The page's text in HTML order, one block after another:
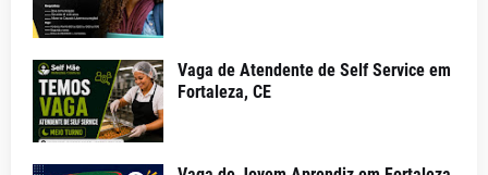
Vaga de Atendente de Self Service em
Fortaleza, CE